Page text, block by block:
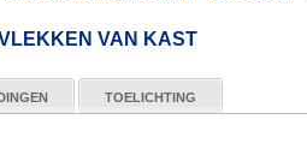
VAN KAST
TOELICHTING